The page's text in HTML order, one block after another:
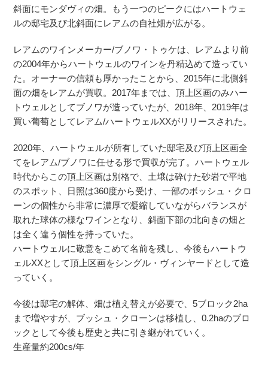
斜面にモンダヴィの畑。もう一つのピークにはハートウェ
ルの邸宅及び北斜面にレアムの自社畑が広がる。
レアムのワインメーカー/ブノワ・トゥケは、レアムより前
の2004年からハートウェルのワインを丹精込めて造ってい
た。オーナーの信頼も厚かったことから、2015年に北側斜
面の畑をレアムが買収。2017年までは、頂上区画のみハー
トウェルとしてブノワが造っていたが、2018年、2019年は
買い葡萄としてレアム/ハートウェルXXがリリースされた。
2020年、ハートウェルが所有していた邸宅及び頂上区画全
てをレアム/ブノワに任せる形で買収が完了。ハートウェル
時代からこの頂上区画は別格で、土壌は砕けた砂岩で平地
のスポット、日照は360度から受け、一部のボッシュ・クロ
ーンの個性から非常に濃厚で凝縮していながらバランスが
取れた球体の様なワインとなり、斜面下部の北向きの畑と
は全く違う個性を持っていた。
ハートウェルに敬意をこめて名前を残し、今後もハートウ
ェルXXとして頂上区画をシングル・ヴィンヤードとして造
っていく。
今後は邸宅の解体、畑は植え替えが必要で、5ブロック2ha
まで増やすが、ブッシュ・クローンは移植し、0.2haのブロ
ックとして今後も歴史と共に引き継がれていく。
生産量約200cs/年